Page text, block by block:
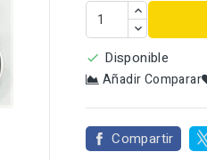
 Disponible
Añadir Comparar
Compartir